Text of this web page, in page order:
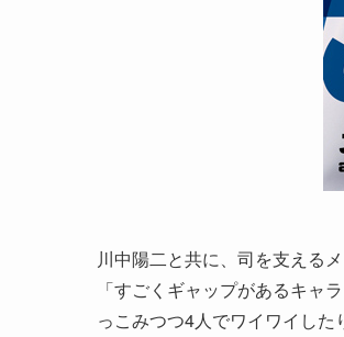
川中陽二と共に、司を支える
「すごくギャップがあるキャ
っこみつつ4人でワイワイし